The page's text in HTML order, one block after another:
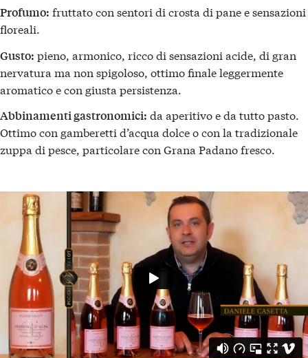
Profumo: fruttato con sentori di crosta di pane e sensazioni
floreali.
Gusto: pieno, armonico, ricco di sensazioni acide, di gran
nervatura ma non spigoloso, ottimo finale leggermente
aromatico e con giusta persistenza.
Abbinamenti gastronomici: da aperitivo e da tutto pasto.
Ottimo con gamberetti d’acqua dolce o con la tradizionale
zuppa di pesce, particolare con Grana Padano fresco.